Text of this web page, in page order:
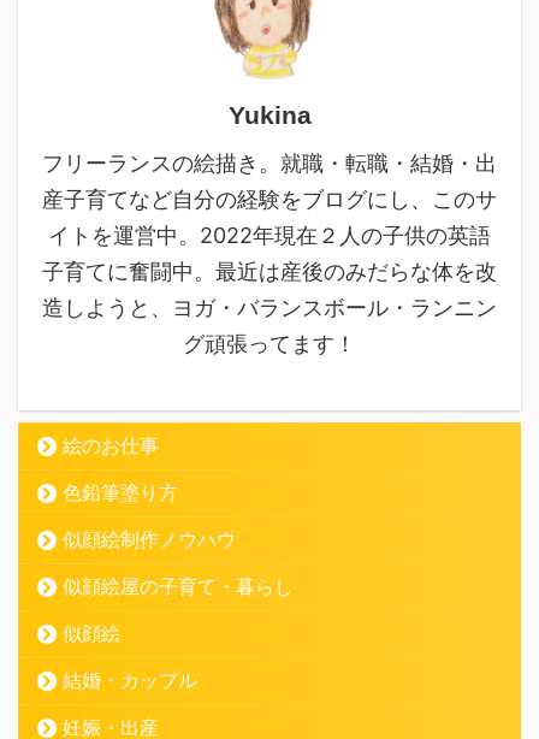
Yukina
フリーランスの絵描き。就職・転職・結婚・出
産子育てなど自分の経験をブログにし、このサ
イトを運営中。2022年現在２人の子供の英語
子育てに奮闘中。最近は産後のみだらな体を改
造しようと、ヨガ・バランスボール・ランニン
グ頑張ってます！
絵のお仕事
色鉛筆塗り方
似顔絵制作ノウハウ
似顔絵屋の子育て・暮らし
似顔絵
結婚・カップル
妊娠・出産